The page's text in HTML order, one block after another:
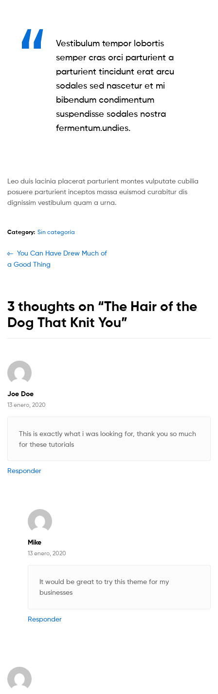
Vestibulum tempor lobortis
semper cras orci parturient a
parturient tincidunt erat arcu
sodales sed nascetur et mi
bibendum condimentum
suspendisse sodales nostra
fermentum.undies.
Leo duis lacinia placerat parturient montes vulputate cubilia
posuere parturient inceptos massa euismod curabitur dis
dignissim vestibulum quam a urna.
Category: Sin categoría
Navegación
de
Previous
post:
You Can Have Drew Much of
a Good Thing
3 thoughts on “The Hair of the
Dog That Knit You”
Joe Doe
13 enero, 2020
This is exactly what i was looking for, thank you so much
for these tutorials
Responder
Mike
13 enero, 2020
It would be great to try this theme for my
businesses
Responder